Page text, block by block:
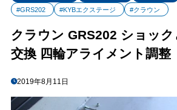
#GRS202
#KYBエクステージ #クラウン
クラウン GRS202 ショッ
交換 四輪アライメント調整
2019年8月11日